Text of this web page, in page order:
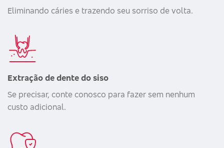
Eliminando cáries e trazendo seu sorriso de volta.
Extração de dente do siso
Se precisar, conte conosco para fazer sem nenhum
custo adicional.